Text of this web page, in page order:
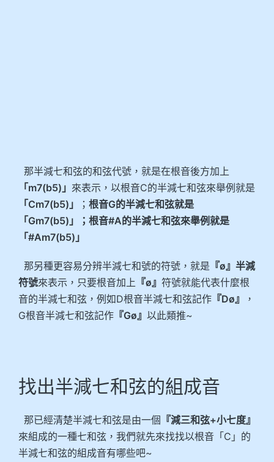
那半減七和弦的和弦代號，就是在根音後方加上
「m7(b5)」 來表示，以根音C的半減七和弦來舉例就是
「Cm7(b5)」
； 根音G的半減七和弦就是
「Gm7(b5)」；根音#A的半減七和弦來舉例就是
「#Am7(b5)」
那另種更容易分辨半減七和號的符號，就是 『ø』半減
符號來表示，只要根音加上 『ø』 符號就能代表什麼根
音的半減七和弦，例如D根音半減七和弦記作 『Dø』
，
G根音半減七和弦記作 『Gø』 以此類推~
找出半減七和弦的組成音
那已經清楚半減七和弦是由一個 『減三和弦+小七度』
來組成的一種七和弦，我們就先來找找以根音「C」的
半減七和弦的組成音有哪些吧~